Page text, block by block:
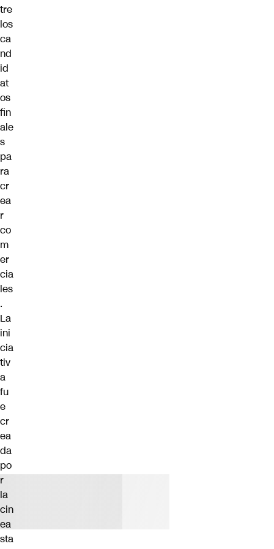
tre
los
ca
nd
id
at
os
fin
ale
s
pa
ra
cr
ea
r
co
m
er
cia
les
.
La
ini
cia
tiv
a
fu
e
cr
ea
da
po
r
la
cin
ea
sta